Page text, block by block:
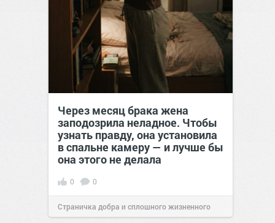
Через месяц брака жена
заподозрила неладное. Чтобы
узнать правду, она установила
в спальне камеру — и лучше бы
она этого не делала
0 0
Страничка добра и сплошного жизненного